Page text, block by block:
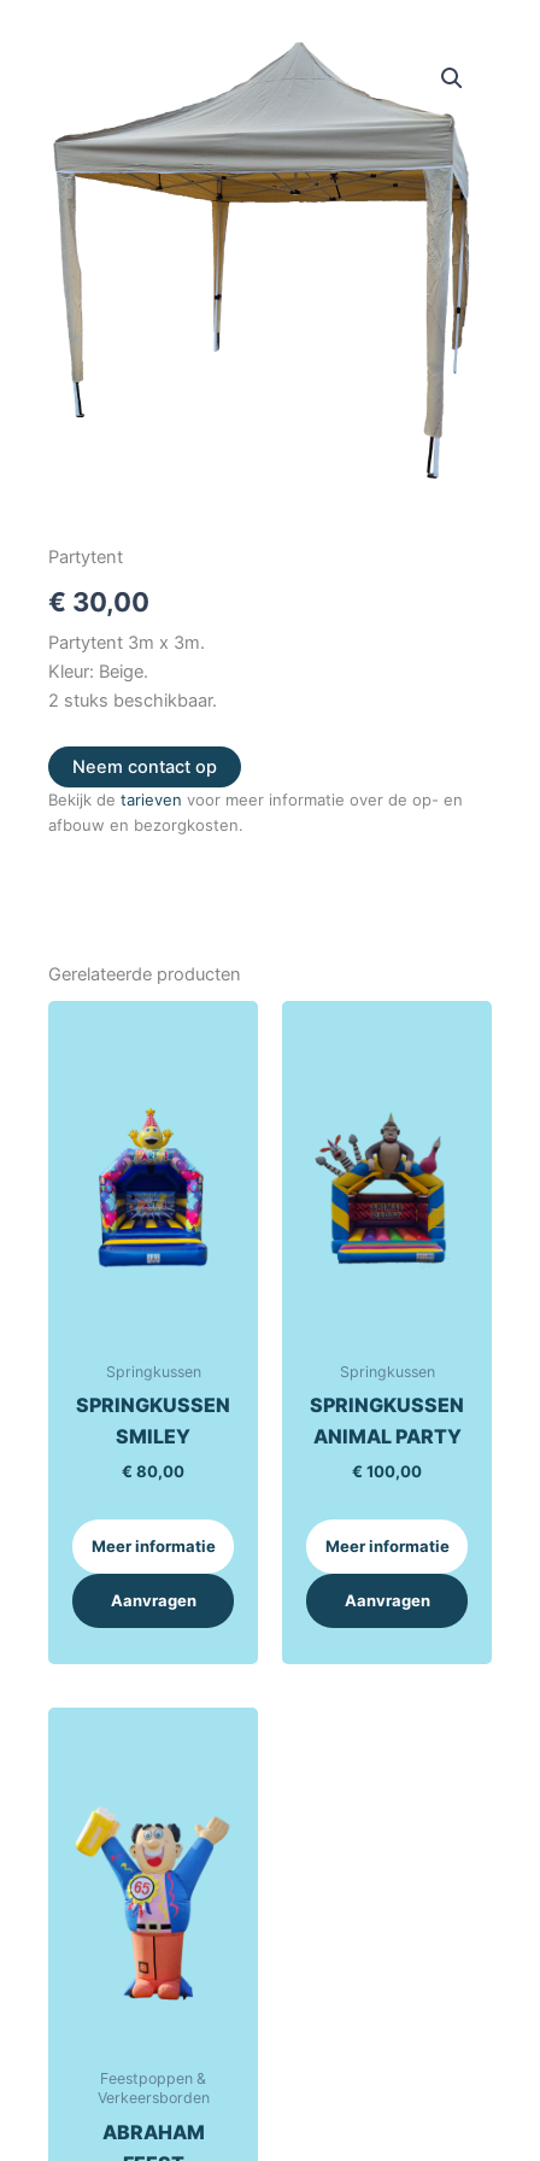
Partytent
€ 30,00
Partytent 3m x 3m.
Kleur: Beige.
2 stuks beschikbaar.
Neem contact op
Bekijk de tarieven voor meer informatie over de op- en
afbouw en bezorgkosten.
Gerelateerde producten
Springkussen
SPRINGKUSSEN
SMILEY
€ 80,00
Meer informatie
Aanvragen
Springkussen
SPRINGKUSSEN
ANIMAL PARTY
€ 100,00
Meer informatie
Aanvragen
Feestpoppen &
Verkeersborden
ABRAHAM